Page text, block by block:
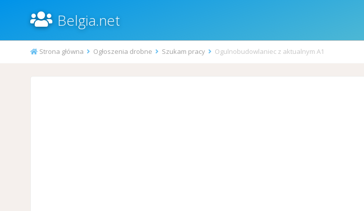
Belgia.net
Strona główna Ogłoszenia drobne Szukam pracy Ogulnobudowlaniec z aktualnym A1